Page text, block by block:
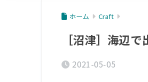
ホーム Craft
［沼津］海辺
2021-05-05